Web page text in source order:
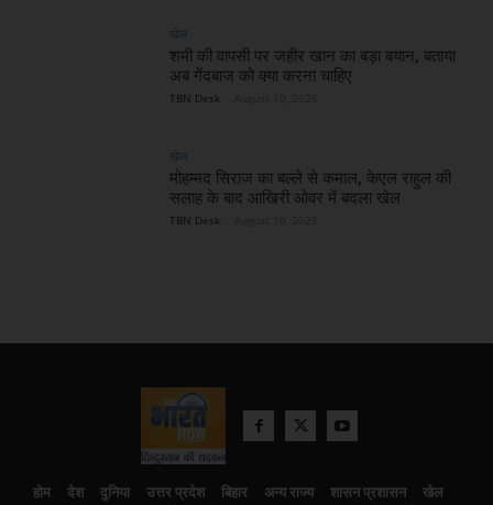
खेल
शमी की वापसी पर जहीर खान का बड़ा बयान, बताया
अब गेंदबाज को क्या करना चाहिए
TBN Desk
खेल
मोहम्मद सिराज का बल्ले से कमाल, केएल राहुल की
सलाह के बाद आखिरी ओवर में बदला खेल
TBN Desk
होम देश दुनिया उत्तर प्रदेश बिहार अन्य राज्य शासन प्रशासन
खेल